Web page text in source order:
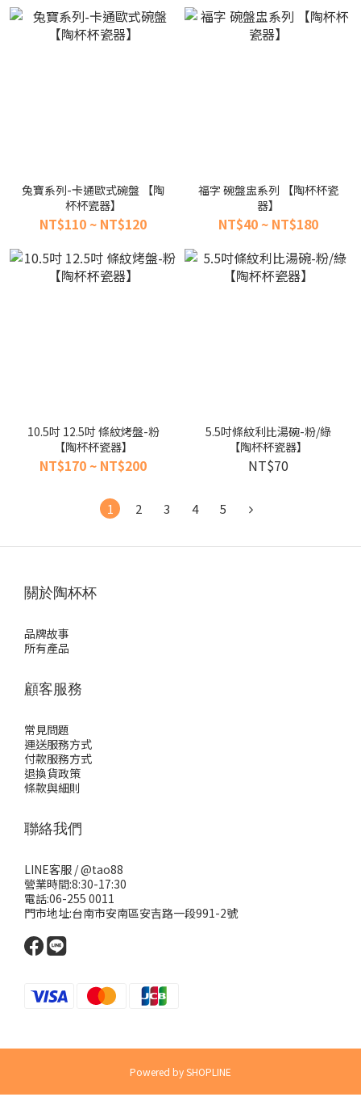
兔寶系列-卡通歐式碗盤 【陶
杯杯瓷器】
NT$110 ~ NT$120
福字 碗盤盅系列 【陶杯杯瓷
器】
NT$40 ~ NT$180
10.5吋 12.5吋 條紋烤盤-粉
【陶杯杯瓷器】
NT$170 ~ NT$200
5.5吋條紋利比湯碗-粉/綠
【陶杯杯瓷器】
NT$70
1 2 3 4 5
關於陶杯杯
品牌故事
所有產品
顧客服務
常見問題
運送服務方式
付款服務方式
退換貨政策
條款與細則
聯絡我們
LINE客服 /@tao88
營業時間:8:30-17:30
電話:06-255 0011
門市地址:台南市安南區安吉路一段991-2號
Powered by SHOPLINE